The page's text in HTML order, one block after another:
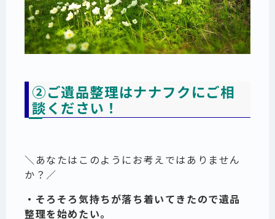
②ご遺品整理はナナフクにご相
談ください！
＼あなたはこのようにお考えではありません
か？／
・そろそろ気持ちが落ち着いてきたので遺品
整理を始めたい。